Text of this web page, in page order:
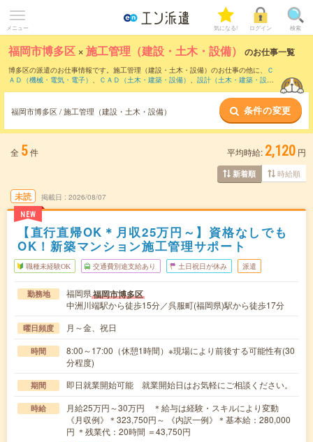
メニュー 気になる! ログイン 検索
福岡市博多区 ×施工管理（建設・土木・設備） のお仕事一覧
博多区の派遣のお仕事情報です。施工管理（建設・土木・設備）のお仕事の他に、
Ｃ
ＡＤ（機械・電気・電子） 、 ＣＡＤ（土木・建築・設備） 、 設計（土木・建築・設
施工管理（建設・土木・設
備）のお仕事とは？とは？
福岡市博多区 / 施工管理（建設・土木・設備） 条件の変更
全 5件 平均時給: 2,120 円
新着順 時給順
未読
NEW
掲載日 2026/08/07
【直行直帰OK＊月収25万円～】資格なしでも
OK！新築マンション施工管理サポート
職種未経験OK 交通費別途支給あり 土日祝日が休み 派遣
勤務地 福岡県福岡市博多区
中洲川端駅から徒歩15分／呉服町(福岡県)駅から徒歩17分
曜日頻度 月～金、祝日
時間
8:00～17:00（休憩1時間）※現場により前後する可能性有(30
分程度)
期間 即日就業開始可能 就業開始日はお気軽にご相談ください。
時給
月給25万円～30万円 ＊給与は経験・スキルにより変動
《月収例》＊323,750円～ 《内訳一例》＊基本給：280,000
円 ＊残業代：20時間 ＝43,750円